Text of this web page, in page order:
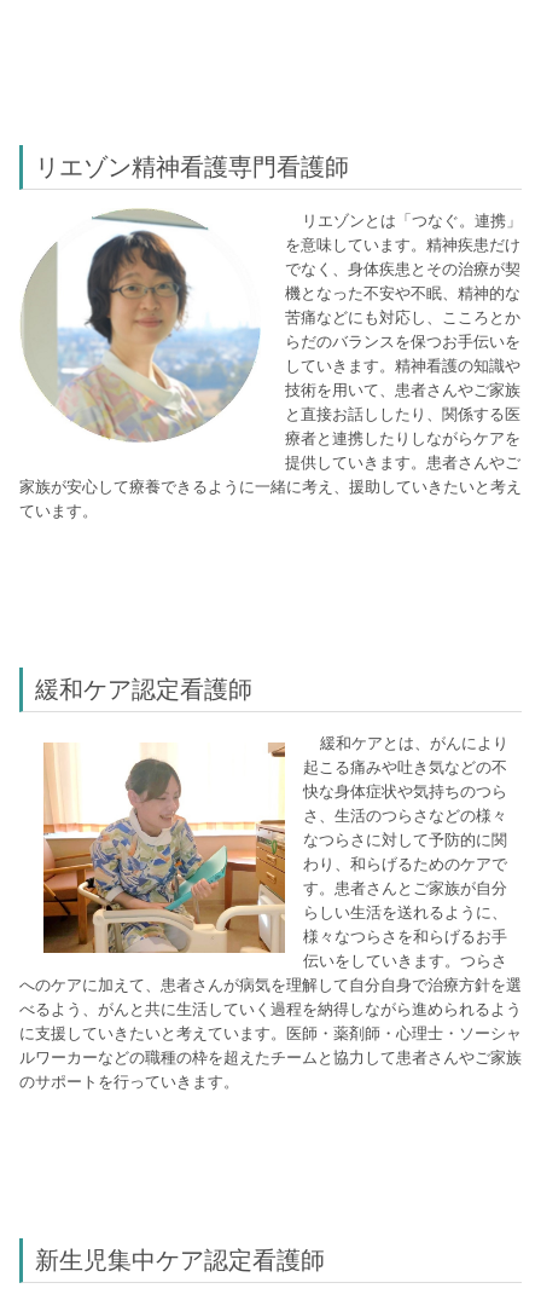
リエゾン精神看護専門看護師
リエゾンとは「つなぐ。連携」
を意味しています。精神疾患だけ
でなく、身体疾患とその治療が契
機となった不安や不眠、精神的な
苦痛などにも対応し、こころとか
らだのバランスを保つお手伝いを
していきます。精神看護の知識や
技術を用いて、患者さんやご家族
と直接お話ししたり、関係する医
療者と連携したりしながらケアを
提供していきます。患者さんやご
家族が安心して療養できるように一緒に考え、援助していきたいと考え
ています。
緩和ケア認定看護師
緩和ケアとは、がんにより
起こる痛みや吐き気などの不
快な身体症状や気持ちのつら
さ、生活のつらさなどの様々
なつらさに対して予防的に関
わり、和らげるためのケアで
す。患者さんとご家族が自分
らしい生活を送れるように、
様々なつらさを和らげるお手
伝いをしていきます。つらさ
へのケアに加えて、患者さんが病気を理解して自分自身で治療方針を選
べるよう、がんと共に生活していく過程を納得しながら進められるよう
に支援していきたいと考えています。医師・薬剤師・心理士・ソーシャ
ルワーカーなどの職種の枠を超えたチームと協力して患者さんやご家族
のサポートを行っていきます。
新生児集中ケア認定看護師